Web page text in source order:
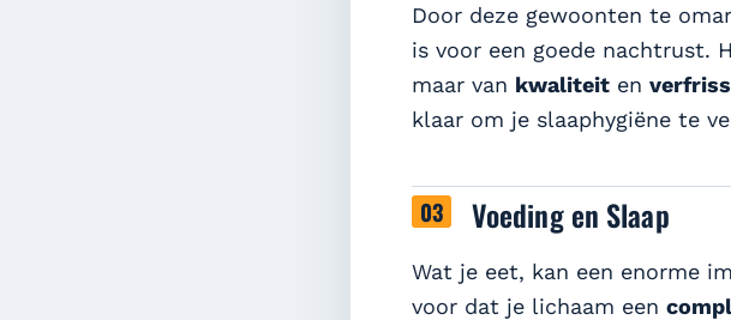
Door deze gewoonten te
is voor een goede nachtrust.
maar van kwaliteit en
klaar om je slaaphygiëne te
Voeding en Slaap
Wat je eet, kan een enorme
voor dat je lichaam een